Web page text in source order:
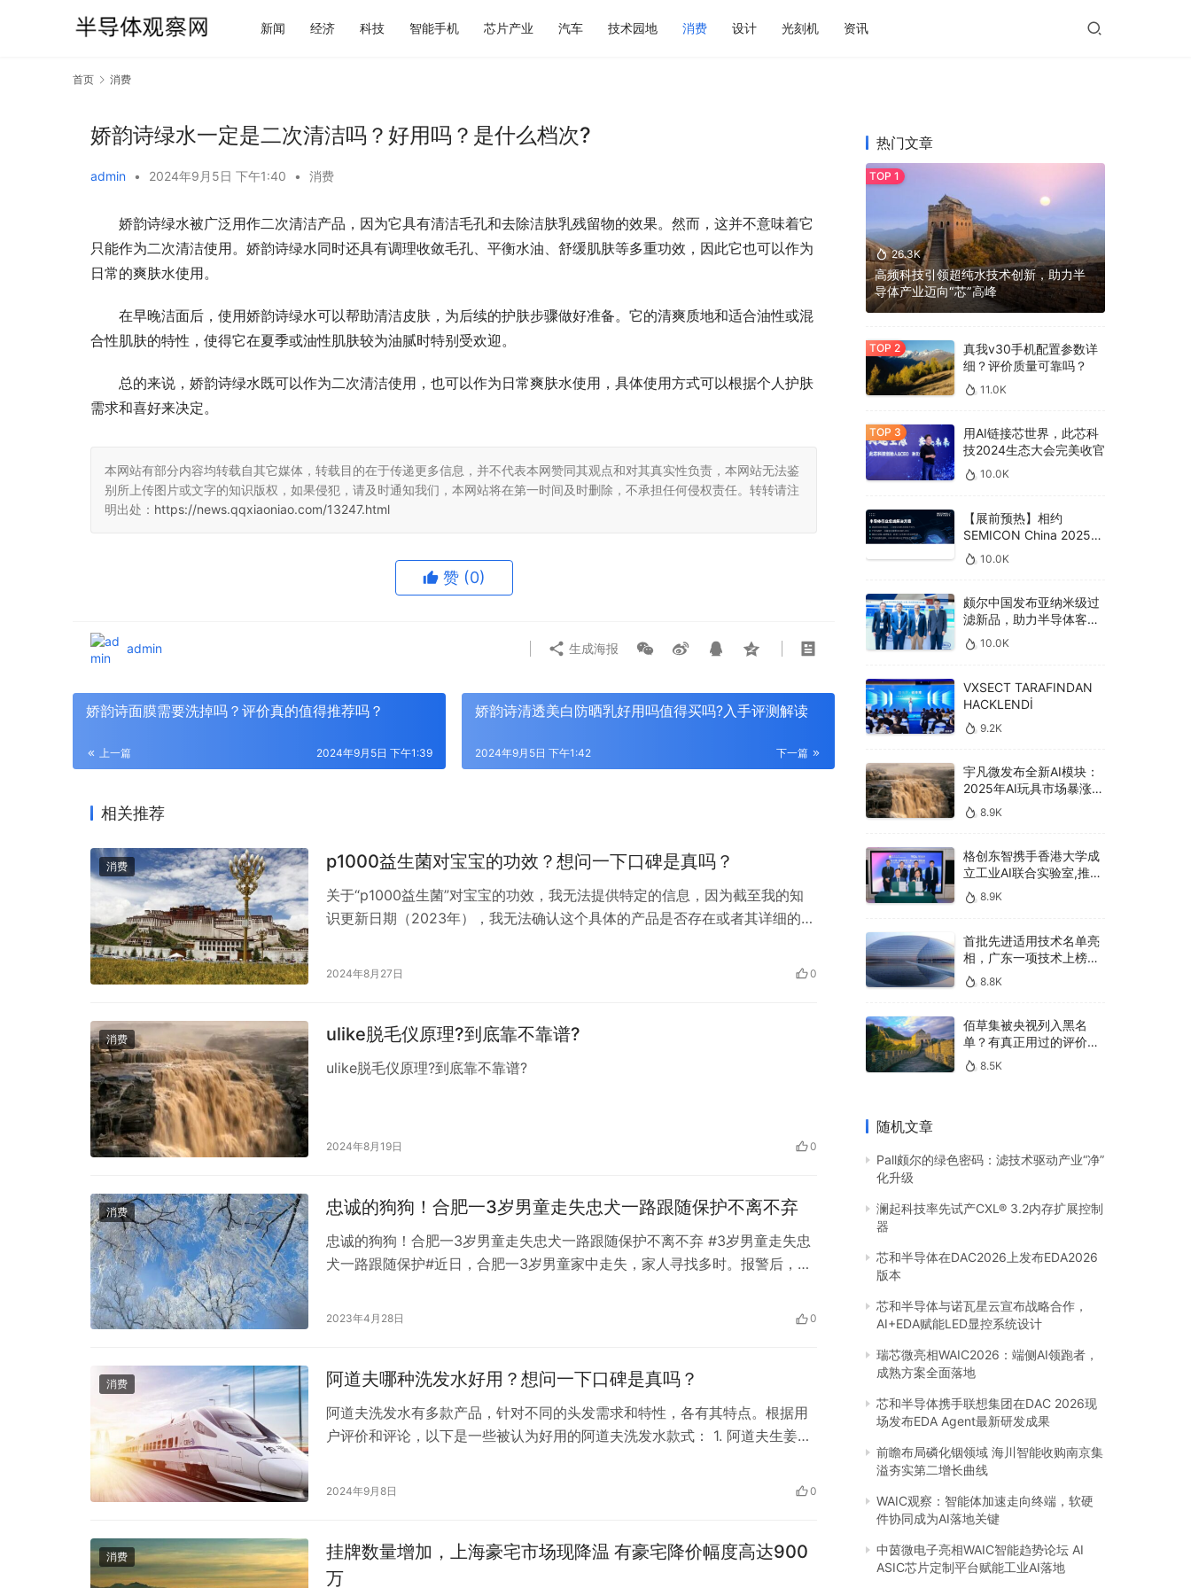
新闻 经济 科技 智能手机 芯片产业 汽车 技术园地 消费 设计 光刻机 资讯
首页 消费
娇韵诗绿水一定是二次清洁吗？好用吗？是什么档次?
admin • 2024年9月5日 下午1:40 • 消费
娇韵诗绿水被广泛用作二次清洁产品，因为它具有清洁毛孔和去除洁肤乳残留物的效果。然而，这并不意味着它
只能作为二次清洁使用。娇韵诗绿水同时还具有调理收敛毛孔、平衡水油、舒缓肌肤等多重功效，因此它也可以作为
日常的爽肤水使用。
在早晚洁面后，使用娇韵诗绿水可以帮助清洁皮肤，为后续的护肤步骤做好准备。它的清爽质地和适合油性或混
合性肌肤的特性，使得它在夏季或油性肌肤较为油腻时特别受欢迎。
总的来说，娇韵诗绿水既可以作为二次清洁使用，也可以作为日常爽肤水使用，具体使用方式可以根据个人护肤
需求和喜好来决定。
本网站有部分内容均转载自其它媒体，转载目的在于传递更多信息，并不代表本网赞同其观点和对其真实性负责，本网站无法鉴
别所上传图片或文字的知识版权，如果侵犯，请及时通知我们，本网站将在第一时间及时删除，不承担任何侵权责任。转转请注
明出处： https://news.qqxiaoniao.com/13247.html
赞 (0)
admin 生成海报
娇韵诗面膜需要洗掉吗？评价真的值得推荐吗？
上一篇 2024年9月5日 下午1:39
娇韵诗清透美白防晒乳好用吗值得买吗?入手评测解读
下一篇
2024年9月5日 下午1:42
相关推荐
消费 p1000益生菌对宝宝的功效？想问一下口碑是真吗？
关于“p1000益生菌”对宝宝的功效，我无法提供特定的信息，因为截至我的知
识更新日期（2023年），我无法确认这个具体的产品是否存在或者其详细的功
平衡，对人体产生多种健康益处。 一般来说，儿童益生菌产品可能具有以下几
2024年8月27日 0
消费 ulike脱毛仪原理?到底靠不靠谱?
ulike脱毛仪原理?到底靠不靠谱?
2024年8月19日 0
消费 忠诚的狗狗！合肥一3岁男童走失忠犬一路跟随保护不离不弃
忠诚的狗狗！合肥一3岁男童走失忠犬一路跟随保护不离不弃 #3岁男童走失忠
犬一路跟随保护#近日，合肥一3岁男童家中走失，家人寻找多时。报警后，当
现了一个孩子。原来是被田里的渔网缠住了。救援队找到孩子时，孩子精神状
2023年4月28日 0
消费 阿道夫哪种洗发水好用？想问一下口碑是真吗？
阿道夫洗发水有多款产品，针对不同的头发需求和特性，各有其特点。根据用
户评价和评论，以下是一些被认为好用的阿道夫洗发水款式： 1. 阿道夫生姜洗
问题的人来说。生姜成分被认为有助于 ** 头皮血液循环，促进头发生长。 2.
2024年9月8日 0
消费
挂牌数量增加，上海豪宅市场现降温 有豪宅降价幅度高达900
万
热门文章
26.3K
高频科技引领超纯水技术创新，助力半
导体产业迈向“芯”高峰
真我v30手机配置参数详
细？评价质量可靠吗？
11.0K
用AI链接芯世界，此芯科
技2024生态大会完美收官
10.0K
【展前预热】相约
SEMICON China 2025，
德克威尔总线解决方案革
新助力半导体设备高效升
10.0K
颇尔中国发布亚纳米级过
滤新品，助力半导体客户
良率提升
10.0K
VXSECT TARAFINDAN
HACKLENDİ
9.2K
宇凡微发布全新AI模块：
2025年AI玩具市场暴涨
400亿，90%传统厂商的
生死战即将打响
8.9K
格创东智携手香港大学成
立工业AI联合实验室,推进
AMHS智能物料搬运调度
系统研发
8.9K
首批先进适用技术名单亮
相，广东一项技术上榜，
有何独特之处？
8.8K
佰草集被央视列入黑名
单？有真正用过的评价
吗？8.5K
随机文章
Pall颇尔的绿色密码：滤技术驱动产业“净”
化升级
澜起科技率先试产CXL® 3.2内存扩展控制
器
芯和半导体在DAC2026上发布EDA2026
版本
芯和半导体与诺瓦星云宣布战略合作，
AI+EDA赋能LED显控系统设计
瑞芯微亮相WAIC2026：端侧AI领跑者，
成熟方案全面落地
芯和半导体携手联想集团在DAC 2026现
场发布EDA Agent最新研发成果
前瞻布局磷化铟领域 海川智能收购南京集
溢夯实第二增长曲线
WAIC观察：智能体加速走向终端，软硬
件协同成为AI落地关键
中茵微电子亮相WAIC智能趋势论坛 AI
ASIC芯片定制平台赋能工业AI落地